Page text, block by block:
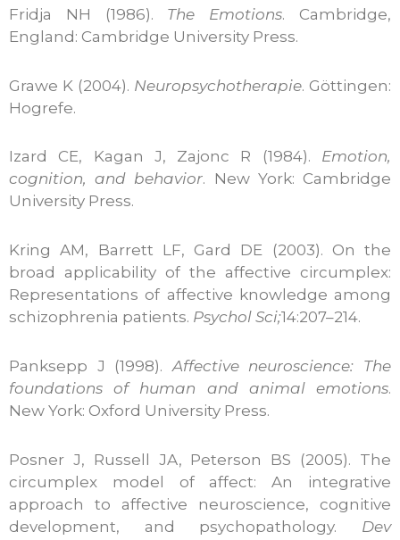
Fridja NH (1986). The Emotions. Cambridge,
England: Cambridge University Press.
Grawe K (2004). Neuropsychotherapie. Göttingen:
Hogrefe.
Izard CE, Kagan J, Zajonc R (1984). Emotion,
cognition, and behavior. New York: Cambridge
University Press.
Kring AM, Barrett LF, Gard DE (2003). On the
broad applicability of the affective circumplex:
Representations of affective knowledge among
schizophrenia patients. Psychol Sci;14:207–214.
Panksepp J (1998). Affective neuroscience: The
foundations of human and animal emotions.
New York: Oxford University Press.
Posner J, Russell JA, Peterson BS (2005). The
circumplex model of affect: An integrative
approach to affective neuroscience, cognitive
development, and psychopathology. Dev